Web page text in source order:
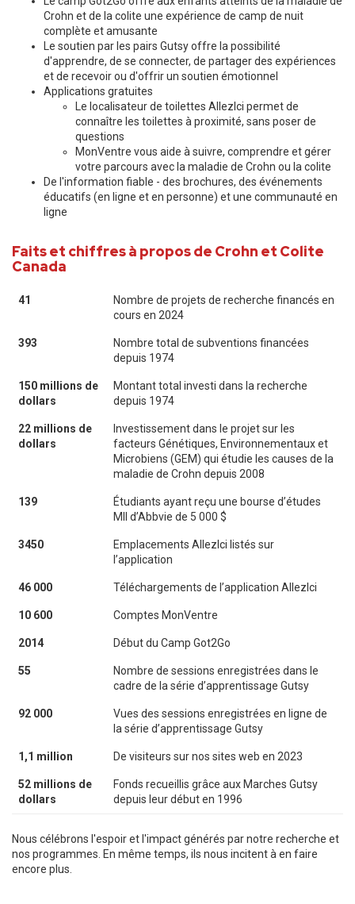
Crohn et de la colite une expérience de camp de nuit
complète et amusante
Le soutien par les pairs Gutsy offre la possibilité
d'apprendre, de se connecter, de partager des expériences
et de recevoir ou d'offrir un soutien émotionnel
Applications gratuites
Le localisateur de toilettes AllezIci permet de
connaître les toilettes à proximité, sans poser de
questions
MonVentre vous aide à suivre, comprendre et gérer
votre parcours avec la maladie de Crohn ou la colite
De l'information fiable - des brochures, des événements
éducatifs (en ligne et en personne) et une communauté en
ligne
Faits et chiffres à propos de Crohn et Colite
Canada
41
Nombre de projets de recherche financés en
cours en 2024
393
Nombre total de subventions financées
depuis 1974
150 millions de
dollars
Montant total investi dans la recherche
depuis 1974
22 millions de
dollars
Investissement dans le projet sur les
facteurs Génétiques, Environnementaux et
Microbiens (GEM) qui étudie les causes de la
maladie de Crohn depuis 2008
139
Étudiants ayant reçu une bourse d’études
MII d’Abbvie de 5 000 $
3450
Emplacements AllezIci listés sur
l’application
46 000 Téléchargements de l’application AllezIci
10 600 Comptes MonVentre
2014 Début du Camp Got2Go
55
Nombre de sessions enregistrées dans le
cadre de la série d’apprentissage Gutsy
92 000
Vues des sessions enregistrées en ligne de
la série d’apprentissage Gutsy
1,1 million De visiteurs sur nos sites web en 2023
52 millions de
dollars
Fonds recueillis grâce aux Marches Gutsy
depuis leur début en 1996
Nous célébrons l'espoir et l'impact générés par notre recherche et
nos programmes. En même temps, ils nous incitent à en faire
encore plus.